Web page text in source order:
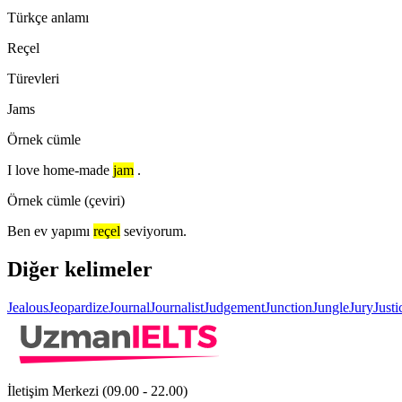
Türkçe anlamı
Reçel
Türevleri
Jams
Örnek cümle
I love home-made jam .
Örnek cümle (çeviri)
Ben ev yapımı reçel seviyorum.
Diğer kelimeler
JealousJeopardizeJournalJournalistJudgementJunctionJungleJury
İletişim Merkezi (09.00 - 22.00)